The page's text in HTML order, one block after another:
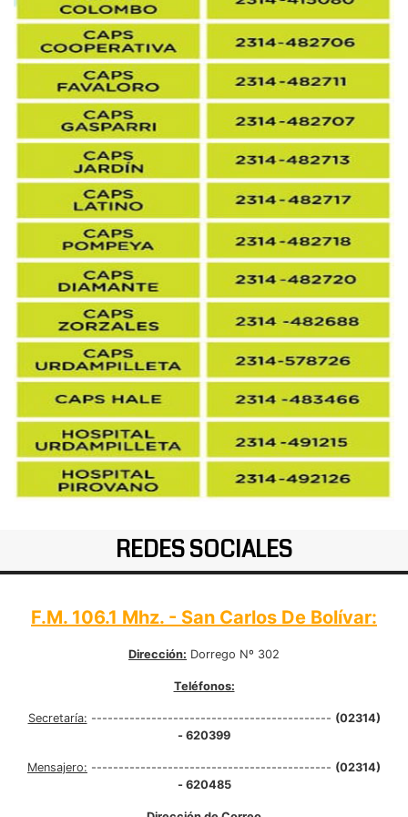
REDES SOCIALES
F.M. 106.1 Mhz. - San Carlos De Bolívar:
Dirección: Dorrego Nº 302
Teléfonos:
Secretaría: -------------------------------------------- (02314)
- 620399
Mensajero: -------------------------------------------- (02314)
- 620485